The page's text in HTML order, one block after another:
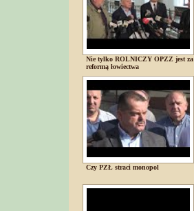
Nie tylko ROLNICZY OPZZ jest za
reformą łowiectwa
Czy PZŁ straci monopol